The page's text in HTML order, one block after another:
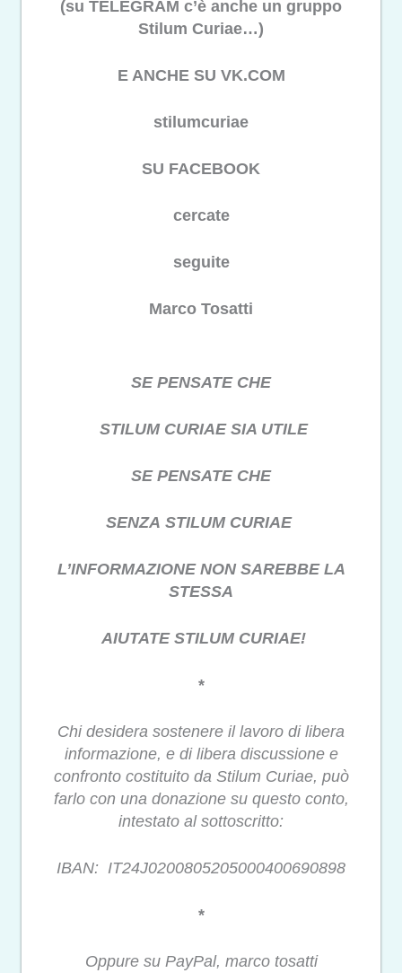
(su TELEGRAM c’è anche un gruppo
Stilum Curiae…)
E ANCHE SU VK.COM
stilumcuriae
SU FACEBOOK
cercate
seguite
Marco Tosatti
SE PENSATE CHE
STILUM CURIAE SIA UTILE
SE PENSATE CHE
SENZA STILUM CURIAE
L’INFORMAZIONE NON SAREBBE LA
STESSA
AIUTATE STILUM CURIAE!
*
Chi desidera sostenere il lavoro di libera
informazione, e di libera discussione e
confronto costituito da Stilum Curiae, può
farlo con una donazione su questo conto,
intestato al sottoscritto:
IBAN: IT24J0200805205000400690898
*
Oppure su PayPal, marco tosatti